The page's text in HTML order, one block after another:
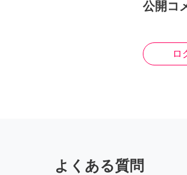
公開コ
ロ
よくある質問